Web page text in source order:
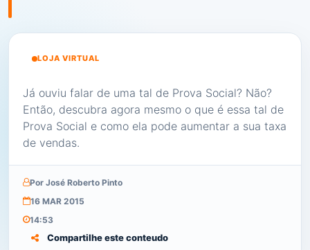
LOJA VIRTUAL
Já ouviu falar de uma tal de Prova Social? Não?
Então, descubra agora mesmo o que é essa tal de
Prova Social e como ela pode aumentar a sua taxa
de vendas.
Por José Roberto Pinto
16 MAR 2015
14:53
Compartilhe este conteudo